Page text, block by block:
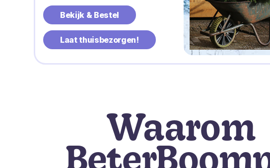
Bekijk & Bestel
Laat thuisbezorgen!
Waarom